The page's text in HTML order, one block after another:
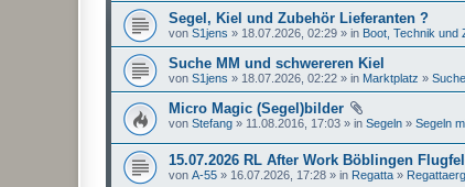
Segel, Kiel und Zubehör Lieferanten ?
von S1jens » 18.07.2026, 02:29 » in Boot, Technik und
Suche MM und schwereren Kiel
von S1jens » 18.07.2026, 02:22 » in Marktplatz » Suche
Micro Magic (Segel)bilder
von Stefang » 11.08.2016, 17:03 » in Segeln » Segeln
15.07.2026 RL After Work Böblingen
von A-55 » 16.07.2026, 17:28 » in Regatta »